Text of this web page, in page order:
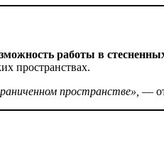
работы в
пространствах.
пространстве», —